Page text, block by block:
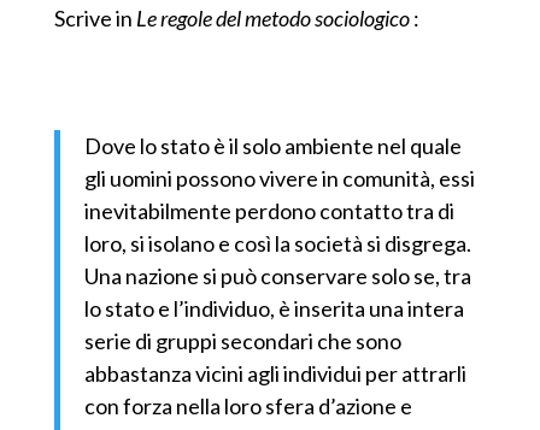
Scrive in Le regole del metodo sociologico:
Dove lo stato è il solo ambiente nel quale
gli uomini possono vivere in comunità, essi
inevitabilmente perdono contatto tra di
loro, si isolano e così la società si disgrega.
Una nazione si può conservare solo se, tra
lo stato e l’individuo, è inserita una intera
serie di gruppi secondari che sono
abbastanza vicini agli individui per attrarli
con forza nella loro sfera d’azione e